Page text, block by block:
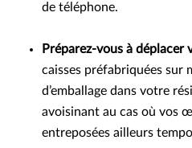
de téléphone.
Préparez-vous à déplacer
caisses préfabriquées sur
d’emballage dans votre
avoisinant au cas où vos
entreposées ailleurs